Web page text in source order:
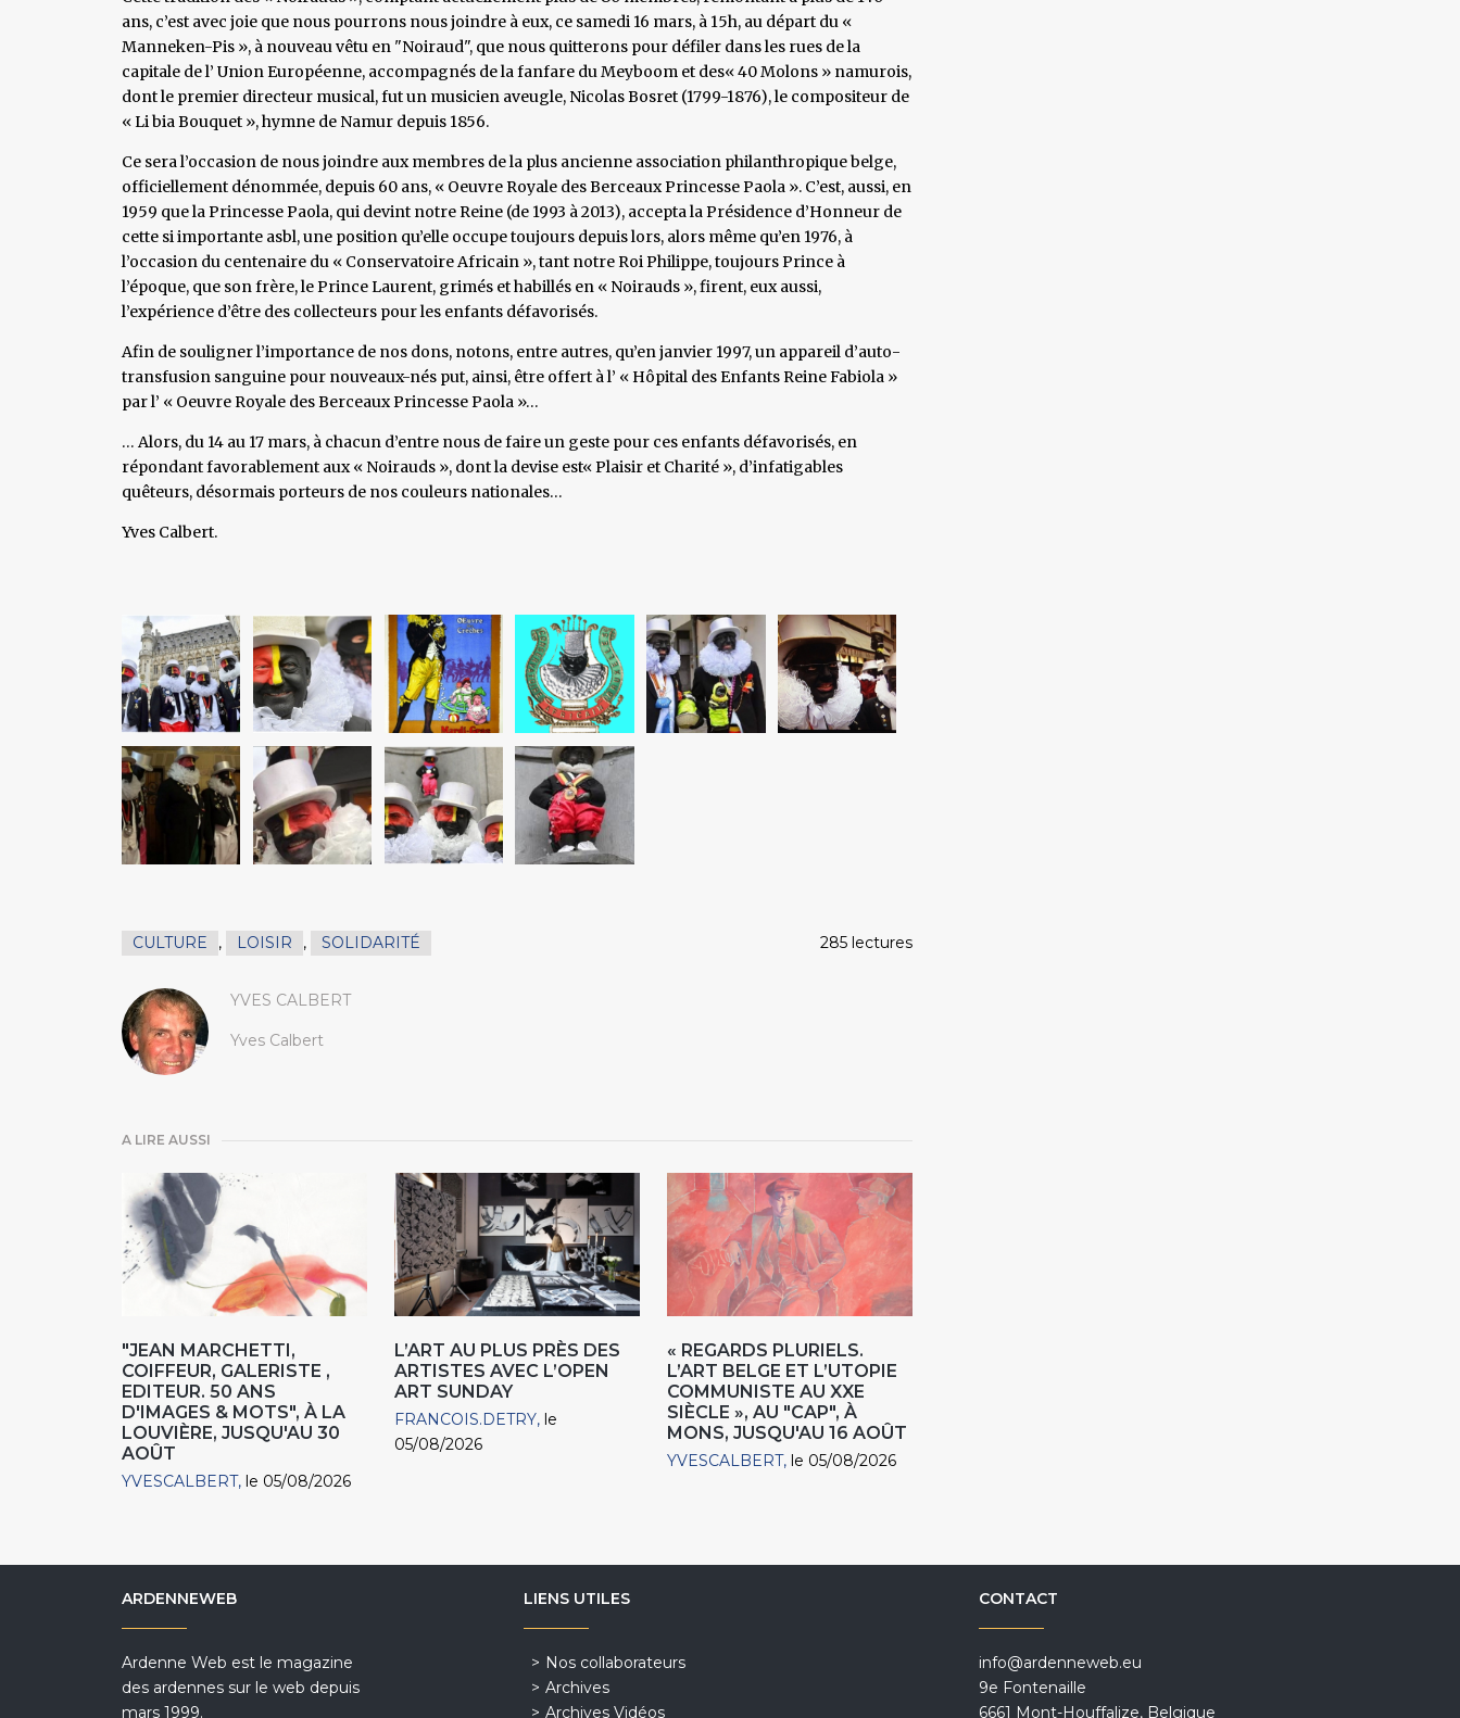
ans, c’est avec joie que nous pourrons nous joindre à eux, ce samedi 16 mars, à 15h, au départ du «
Manneken-Pis », à nouveau vêtu en "Noiraud", que nous quitterons pour défiler dans les rues de la
capitale de l’ Union Européenne, accompagnés de la fanfare du Meyboom et des« 40 Molons » namurois,
dont le premier directeur musical, fut un musicien aveugle, Nicolas Bosret (1799-1876), le compositeur de
« Li bia Bouquet », hymne de Namur depuis 1856.
Ce sera l’occasion de nous joindre aux membres de la plus ancienne association philanthropique belge,
officiellement dénommée, depuis 60 ans, « Oeuvre Royale des Berceaux Princesse Paola ». C’est, aussi, en
1959 que la Princesse Paola, qui devint notre Reine (de 1993 à 2013), accepta la Présidence d’Honneur de
cette si importante asbl, une position qu’elle occupe toujours depuis lors, alors même qu’en 1976, à
l’occasion du centenaire du « Conservatoire Africain », tant notre Roi Philippe, toujours Prince à
l’époque, que son frère, le Prince Laurent, grimés et habillés en « Noirauds », firent, eux aussi,
l’expérience d’être des collecteurs pour les enfants défavorisés.
Afin de souligner l’importance de nos dons, notons, entre autres, qu’en janvier 1997, un appareil d’auto-
transfusion sanguine pour nouveaux-nés put, ainsi, être offert à l’ « Hôpital des Enfants Reine Fabiola »
par l’ « Oeuvre Royale des Berceaux Princesse Paola »…
… Alors, du 14 au 17 mars, à chacun d’entre nous de faire un geste pour ces enfants défavorisés, en
répondant favorablement aux « Noirauds », dont la devise est« Plaisir et Charité », d’infatigables
quêteurs, désormais porteurs de nos couleurs nationales…
Yves Calbert.
CULTURE , LOISIR , SOLIDARITÉ 285 lectures
YVES CALBERT
Yves Calbert
A LIRE AUSSI
"JEAN MARCHETTI,
COIFFEUR, GALERISTE ,
EDITEUR. 50 ANS
D'IMAGES & MOTS", À LA
LOUVIÈRE, JUSQU'AU 30
AOÛT
YVESCALBERT le 05/08/2026
L’ART AU PLUS PRÈS DES
ARTISTES AVEC L’OPEN
ART SUNDAY
FRANCOIS.DETRY le
05/08/2026
« REGARDS PLURIELS.
L’ART BELGE ET L’UTOPIE
COMMUNISTE AU XXE
SIÈCLE », AU "CAP", À
MONS, JUSQU'AU 16 AOÛT
YVESCALBERT le 05/08/2026
ARDENNEWEB
Ardenne Web est le magazine
des ardennes sur le web depuis
mars 1999.
LIENS UTILES
Nos collaborateurs
Archives
Archives Vidéos
CONTACT
info@ardenneweb.eu
9e Fontenaille
6661 Mont-Houffalize, Belgique